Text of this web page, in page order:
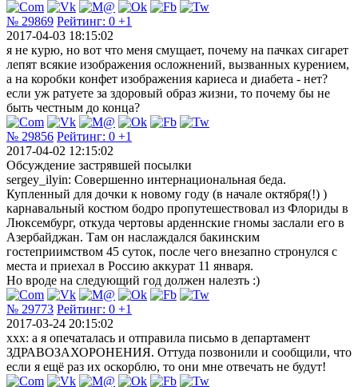
№ 29869 Рейтинг: 0 +1
2017-04-03 18:15:02
я не курю, но вот что меня смущает, почему на пачках сигарет
лепят всякие изображения осложнений, вызванных курением,
а на коробки конфет изображения кариеса и диабета - нет?
если уж ратуете за здоровый образ жизни, то почему бы не
быть честным до конца?
№ 29856 Рейтинг: 0 +1
2017-04-02 12:15:02
Обсуждение застрявшей посылки
sergey_ilyin: Совершенно интернациональная беда.
Купленный для дочки к новому году (в начале октября(!) )
карнавальный костюм бодро пропутешествовал из Флориды в
Люксембург, откуда чертовы арденнские гномы заслали его в
Азербайджан. Там он наслаждался бакинским
гостеприимством 45 суток, после чего внезапно стронулся с
места и приехал в Россию аккурат 11 января.
Но вроде на следующий год должен налезть :)
№ 29773 Рейтинг: 0 +1
2017-03-24 20:15:02
xxx: а я опечаталась и отправила письмо в департамент
ЗДРАВОЗАХОРОНЕНИЯ. Оттуда позвонили и сообщили, что
если я ещё раз их оскорблю, то они мне отвечать не будут!